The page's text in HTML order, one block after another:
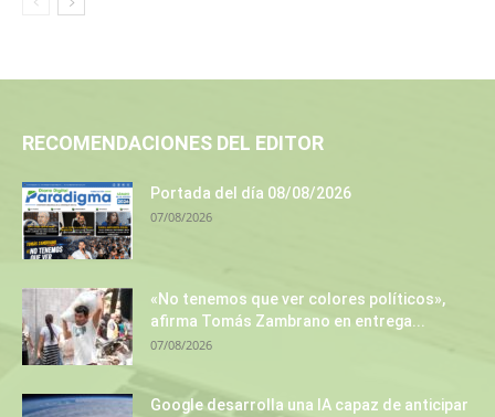
RECOMENDACIONES DEL EDITOR
Portada del día 08/08/2026
07/08/2026
«No tenemos que ver colores políticos»,
afirma Tomás Zambrano en entrega...
07/08/2026
Google desarrolla una IA capaz de anticipar